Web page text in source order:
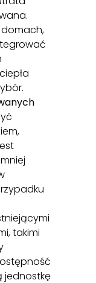
takimi
jednostkę